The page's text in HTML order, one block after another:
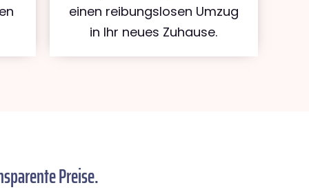
einen reibungslosen Umzug
in Ihr neues Zuhause.
Preise.